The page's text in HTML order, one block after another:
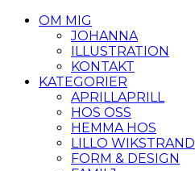
OM MIG
JOHANNA
ILLUSTRATION
KONTAKT
KATEGORIER
APRILLAPRILL
HOS OSS
HEMMA HOS
LILLO WIKSTRAND
FORM & DESIGN